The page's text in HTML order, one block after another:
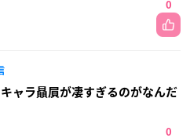
0
ャラ贔屓が凄すぎるのがなんだ
0